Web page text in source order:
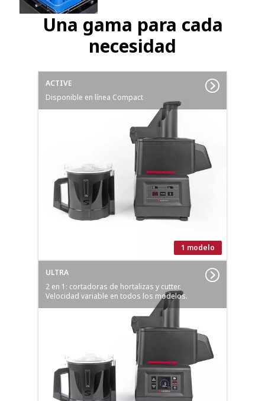
Una gama para cada
necesidad
ACTIVE
Disponible en línea Compact
1 modelo
ULTRA
2 en 1: cortadoras de hortalizas y cutter.
Velocidad variable en todos los modelos.